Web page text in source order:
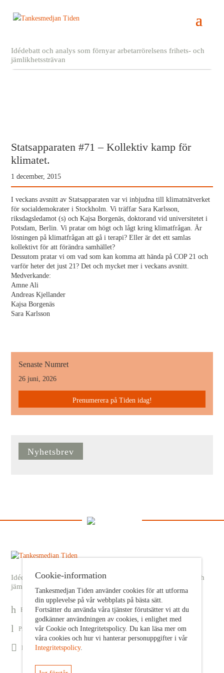
Idédebatt och analys som förnyar arbetarrörelsens frihets- och
jämlikhetssträvan
Statsapparaten #71 – Kollektiv kamp för
klimatet.
1 december, 2015
I veckans avsnitt av Statsapparaten var vi inbjudna till klimatnätverket
för socialdemokrater i Stockholm. Vi träffar Sara Karlsson,
riksdagsledamot (s) och Kajsa Borgenäs, doktorand vid universitetet i
Potsdam, Berlin. Vi pratar om högt och lågt kring klimatfrågan. Är
lösningen på klimatfrågan att gå i terapi? Eller är det ett samlas
kollektivt för att förändra samhället?
Dessutom pratar vi om vad som kan komma att hända på COP 21 och
varför heter det just 21? Det och mycket mer i veckans avsnitt.
Medverkande:
Amne Ali
Andreas Kjellander
Kajsa Borgenäs
Sara Karlsson
Senaste Numret
26 juni, 2026
Prenumerera på Tiden idag!
Nyhetsbrev
Idédebatt och analys som förnyar arbetarrörelsens frihets- och
jämlikhetssträvan
Prenumerera på nyhetsbrev
Prenumerera på Tiden Magasin
Följ oss på Facebook
Cookie-information
Tankesmedjan Tiden använder cookies för att utforma
din upplevelse på vår webbplats på bästa sätt.
Fortsätter du använda våra tjänster förutsätter vi att du
godkänner användningen av cookies, i enlighet med
vår Cookie och Integritetspolicy. Du kan läsa mer om
våra cookies och hur vi hanterar personuppgifter i vår
Integritetspolicy.